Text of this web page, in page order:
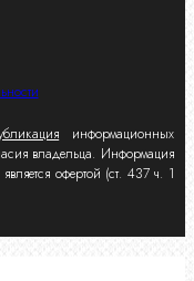
информационных
владельца. Информация
офертой (ст. 437 ч. 1